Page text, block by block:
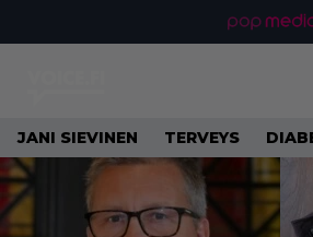
JANI SIEVINEN TERVEYS